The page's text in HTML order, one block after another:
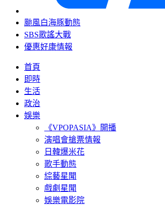
颱風白海豚動態
SBS歌謠大戰
優惠好康情報
首頁
即時
生活
政治
娛樂
《VPOPASIA》開播
演唱會搶票情報
日韓爆米花
歌手動態
綜藝星聞
戲劇星聞
娛樂電影院